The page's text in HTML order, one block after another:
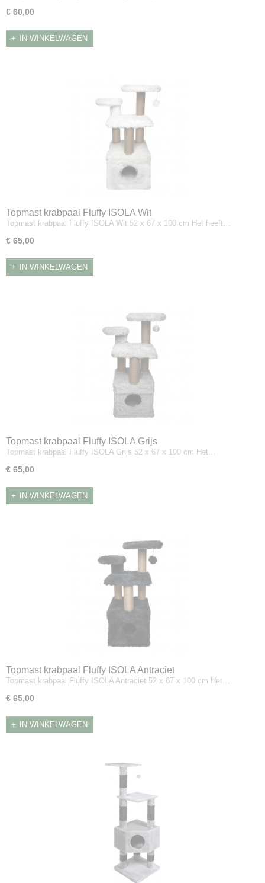
€ 60,00
IN WINKELWAGEN
Topmast krabpaal Fluffy ISOLA Wit
Topmast krabpaal Fluffy ISOLA Wit 52 x 67 x 100 cm Het heeft…
€ 65,00
IN WINKELWAGEN
Topmast krabpaal Fluffy ISOLA Grijs
Topmast krabpaal Fluffy ISOLA Grijs 52 x 67 x 100 cm Het…
€ 65,00
IN WINKELWAGEN
Topmast krabpaal Fluffy ISOLA Antraciet
Topmast krabpaal Fluffy ISOLA Antraciet 52 x 67 x 100 cm Het…
€ 65,00
IN WINKELWAGEN